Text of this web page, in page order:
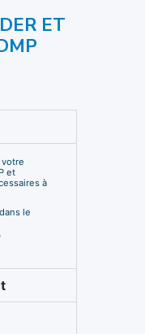
ET
et
à
le